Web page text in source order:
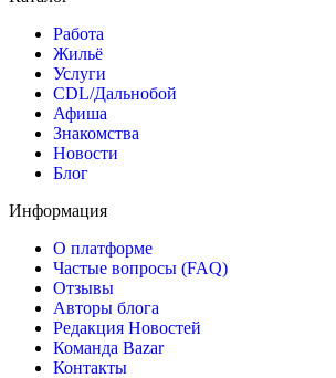
Работа
Жильё
Услуги
CDL/Дальнобой
Афиша
Знакомства
Новости
Блог
Информация
О платформе
Частые вопросы (FAQ)
Отзывы
Авторы блога
Редакция Новостей
Команда Bazar
Контакты